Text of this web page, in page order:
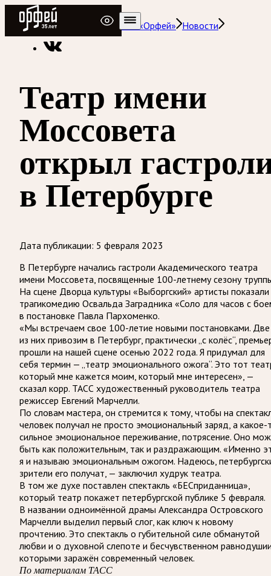
Радио Орфей
Радио классической музыки «Орфей» Новости
Театр имени
Моссовета
открыл
в Петербурге
Дата публикации: 5 февраля 2023
В Петербурге начались гастроли Академического театра
имени Моссовета, посвященные 100-летнему сезону
На сцене Дворца культуры «Выборгский» артисты показали
трагикомедию Освальда Заградника «Соло для часов с
в постановке Павла Пархоменко.
«Мы встречаем свое 100-летие новыми постановками. Две
из них привозим в Петербург, практически „с колёс“,
прошли на нашей сцене осенью 2022 года. Я придумал для
себя термин — „театр эмоционального ожога“. Это тот
который мне кажется моим, который мне интересен», —
сказал корр. ТАСС художественный руководитель театра
режиссер Евгений Марчелли.
По словам мастера, он стремится к тому, чтобы на
человек получал не просто эмоциональный заряд, а какое-
сильное эмоциональное переживание, потрясение. Оно
быть как положительным, так и раздражающим. «Именно
я и называю эмоциональным ожогом. Надеюсь,
зрители его получат, — заключил худрук театра.
В том же духе поставлен спектакль «БЕСприданница»,
который театр покажет петербургской публике 5 февраля.
В названии одноимённой драмы Александра Островского
Марчелли выделил первый слог, как ключ к новому
прочтению. Это спектакль о губительной силе обманутой
любви и о духовной слепоте и бесчувственном
которыми заражён современный человек.
По материалам ТАСС